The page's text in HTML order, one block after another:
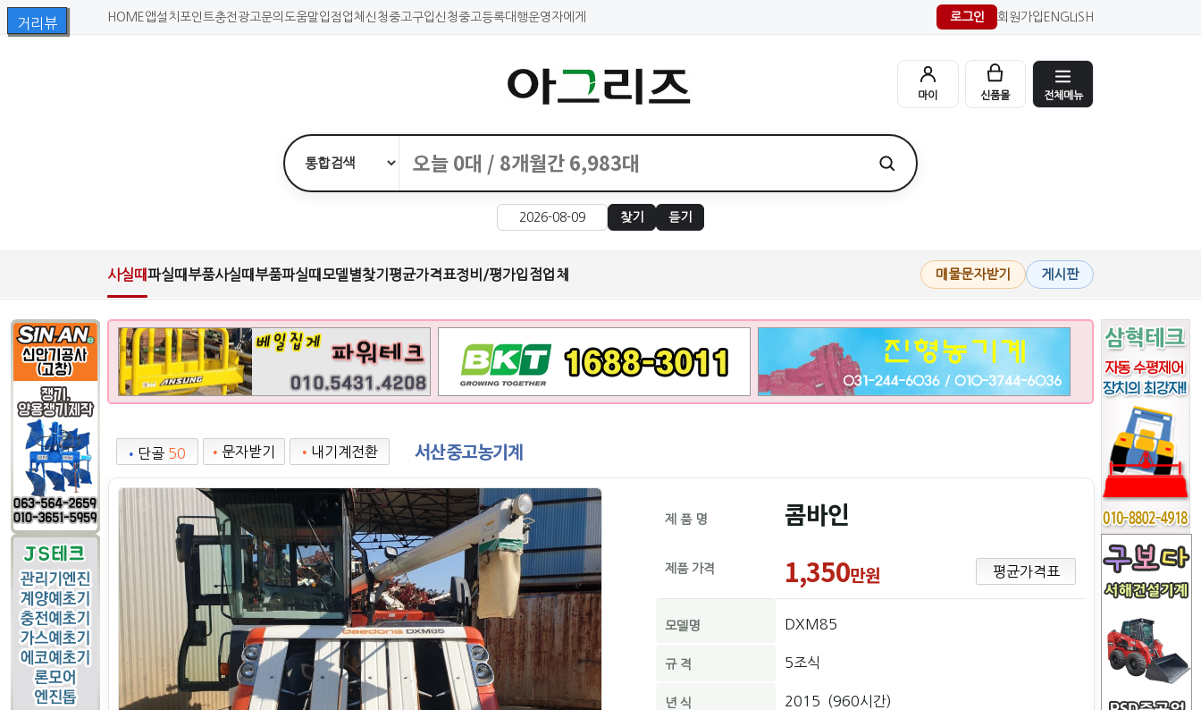
HOME 앱설치 포인트충전 광고문의 도움말입점업체신청중고구입신청중고등록대행운영자에게 로그인 회원가입 ENGLISH
찾기 듣기
마이 신품몰 전체메뉴
사실때파실때 부품사실때 부품파실때 모델별찾기 평균가격표정비/평가입점업체 매물문자받기 게시판
• 단골 50 • 문자받기 • 내기계전환 서산중고농기계
제 품 명 콤바인
제품 가격 1,350만원 평균가격표
모델명 DXM85
규 격 5조식
년 식 2015 (960시간)